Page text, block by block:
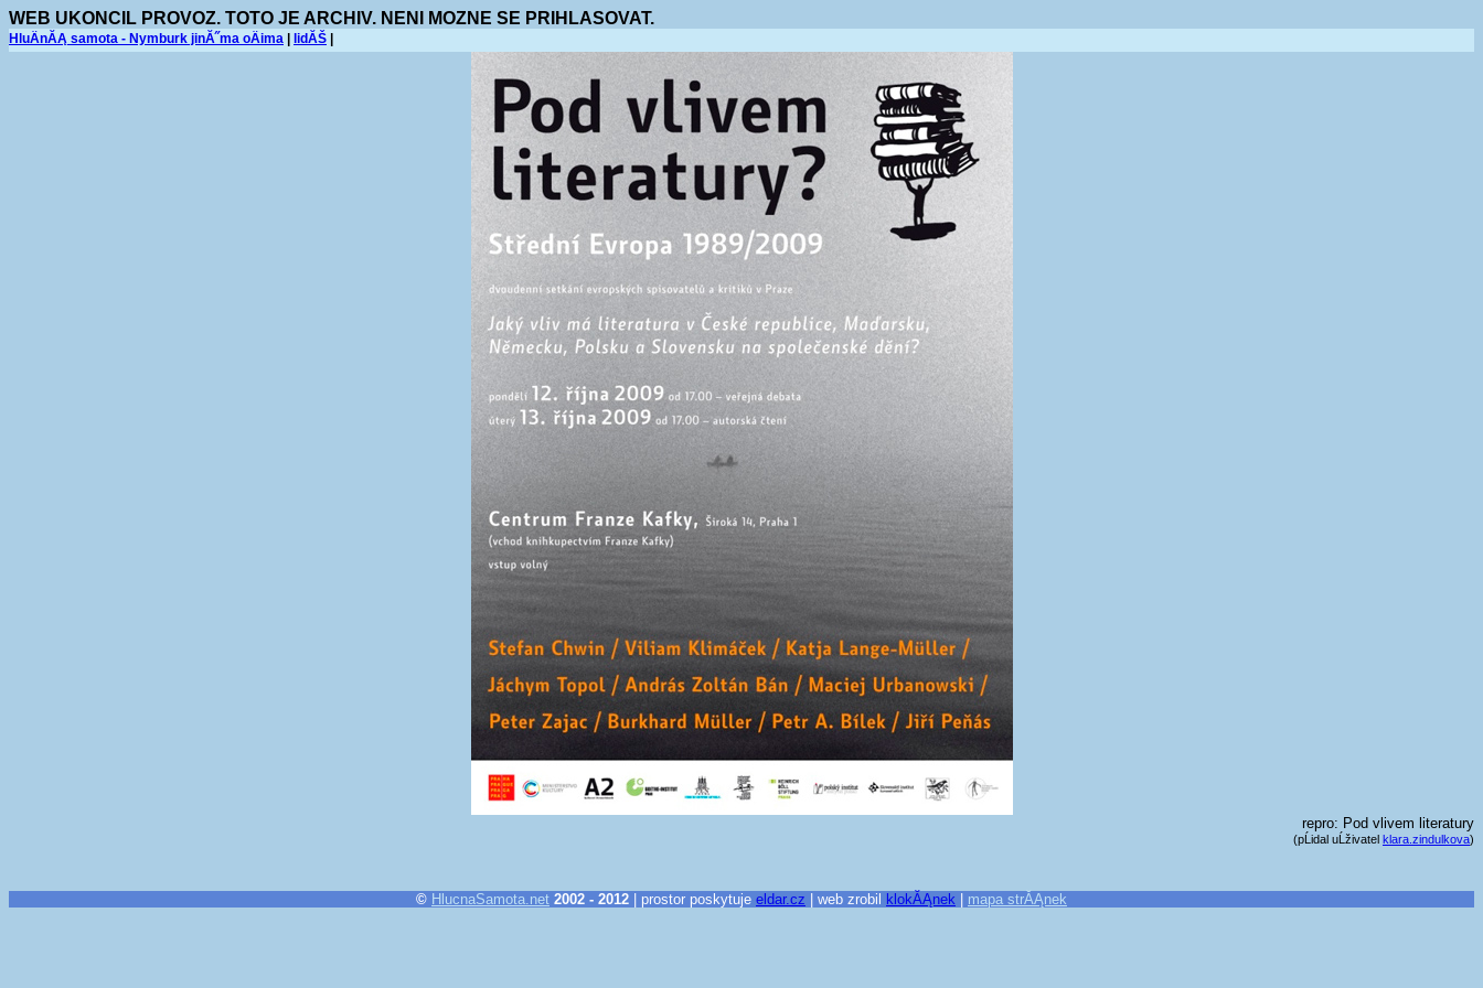
WEB UKONCIL PROVOZ. TOTO JE ARCHIV. NENI MOZNE SE PRIHLASOVAT.
HluÄnĂĄ samota - Nymburk jinĂ˝ma oÄima lidĂŠ
repro: Pod vlivem literatury
(pĹidal uĹživatel klara.zindulkova)
© HlucnaSamota.net 2002 - 2012 | prostor poskytuje eldar.cz | web zrobil klokĂĄnek mapa strĂĄnek